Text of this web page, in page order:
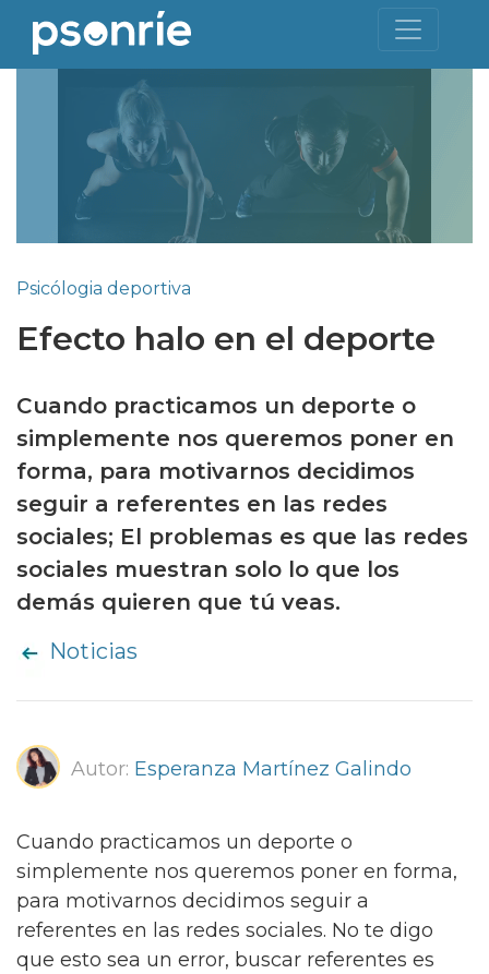
Psicólogia deportiva
Efecto halo en el deporte
Cuando practicamos un deporte o
simplemente nos queremos poner en
forma, para motivarnos decidimos
seguir a referentes en las redes
sociales; El problemas es que las redes
sociales muestran solo lo que los
demás quieren que tú veas.
Noticias
Autor: Esperanza Martínez Galindo
Cuando practicamos un deporte o
simplemente nos queremos poner en forma,
para motivarnos decidimos seguir a
referentes en las redes sociales. No te digo
que esto sea un error, buscar referentes es